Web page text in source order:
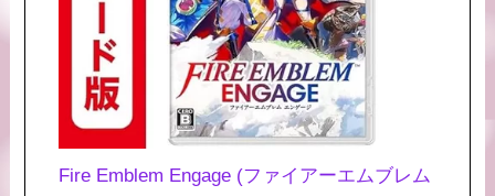
Fire Emblem Engage (ファイアーエムブレム